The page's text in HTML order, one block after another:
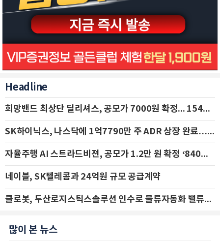
Headline
희망밴드 최상단 딜리셔스, 공모가 7000원 확정... 154억 규모 IPO 돌입
SK하이닉스, 나스닥에 1억7790만 주 ADR 상장 완료…29일 국내 추가 상장
자율주행 AI 스트라드비젼, 공모가 1.2만 원 확정 ‘840억 수혈’
네이블, SK텔레콤과 24억원 규모 공급계약
클로봇, 두산로지스틱스솔루션 인수로 물류자동화 밸류체인 확장 추진 - IBK투자증권
많이 본 뉴스